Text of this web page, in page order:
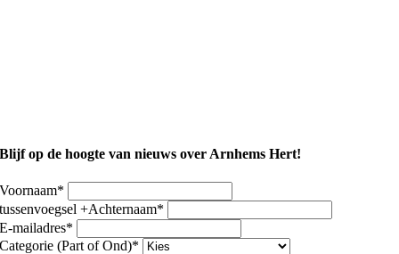
Blijf op de hoogte van nieuws over Arnhems Hert!
Voornaam*
tussenvoegsel +Achternaam*
E-mailadres*
Categorie (Part of Ond)*